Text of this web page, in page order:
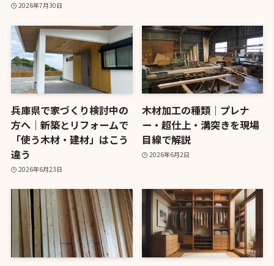
2026年7月30日
兵庫県で家づくり検討中の
方へ｜新築とリフォームで
「使う木材・建材」はこう
違う
2026年6月23日
木材加工の種類｜プレナ
ー・超仕上・溝突きを現場
目線で解説
2026年6月2日